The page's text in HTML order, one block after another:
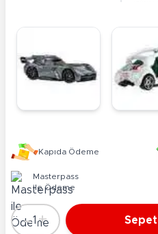
Kapıda Ödeme
Masterpass
ile Ödeme
Adet
-1 +